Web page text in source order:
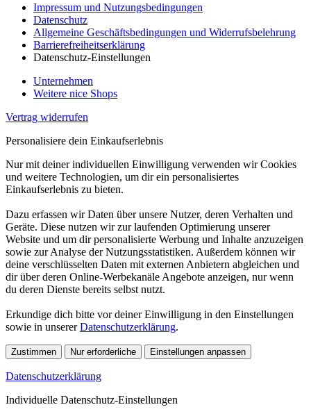
Impressum und Nutzungsbedingungen
Datenschutz
Allgemeine Geschäftsbedingungen und Widerrufsbelehrung
Barrierefreiheitserklärung
Datenschutz-Einstellungen
Unternehmen
Weitere nice Shops
Vertrag widerrufen
Personalisiere dein Einkaufserlebnis
Nur mit deiner individuellen Einwilligung verwenden wir Cookies
und weitere Technologien, um dir ein personalisiertes
Einkaufserlebnis zu bieten.
Dazu erfassen wir Daten über unsere Nutzer, deren Verhalten und
Geräte. Diese nutzen wir zur laufenden Optimierung unserer
Website und um dir personalisierte Werbung und Inhalte anzuzeigen
sowie zur Analyse der Nutzungsstatistiken. Außerdem können wir
deine verschlüsselten Daten mit externen Anbietern abgleichen und
dir über deren Online-Werbekanäle Angebote anzeigen, nur wenn
du deren Dienste bereits selbst nutzt.
Erkundige dich bitte vor deiner Einwilligung in den Einstellungen
sowie in unsererDatenschutzerklärung.
Zustimmen Nur erforderliche Einstellungen anpassen
Datenschutzerklärung
Individuelle Datenschutz-Einstellungen